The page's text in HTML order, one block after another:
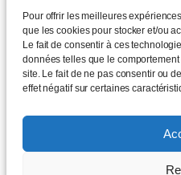
Pour offrir les meilleures
que les cookies pour stocker et/ou
Le fait de consentir à ces
données telles que le
site. Le fait de ne pas consentir ou
effet négatif sur certaines
La
Critique et